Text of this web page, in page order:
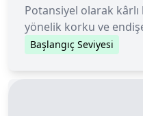
Potansiyel olarak kârlı
yönelik korku ve
Başlangıç Seviyesi